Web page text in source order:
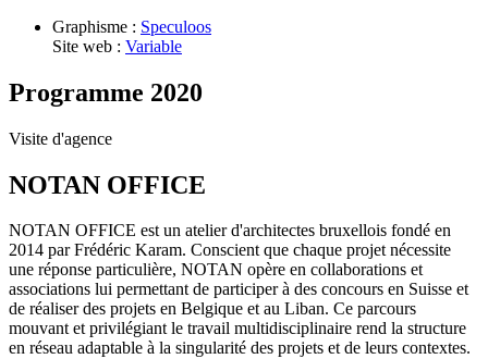
Graphisme : Speculoos
Site web : Variable
Programme 2020
Visite d'agence
NOTAN OFFICE
NOTAN OFFICE est un atelier d'architectes bruxellois fondé en
2014 par Frédéric Karam. Conscient que chaque projet nécessite
une réponse particulière, NOTAN opère en collaborations et
associations lui permettant de participer à des concours en Suisse et
de réaliser des projets en Belgique et au Liban. Ce parcours
mouvant et privilégiant le travail multidisciplinaire rend la structure
en réseau adaptable à la singularité des projets et de leurs contextes.